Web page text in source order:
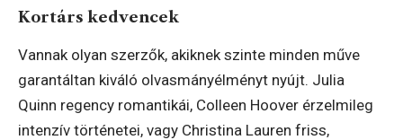
Kortárs kedvencek
Vannak olyan szerzők, akiknek szinte minden műve
garantáltan kiváló olvasmányélményt nyújt. Julia
Quinn regency romantikái, Colleen Hoover érzelmileg
intenzív történetei, vagy Christina Lauren friss,